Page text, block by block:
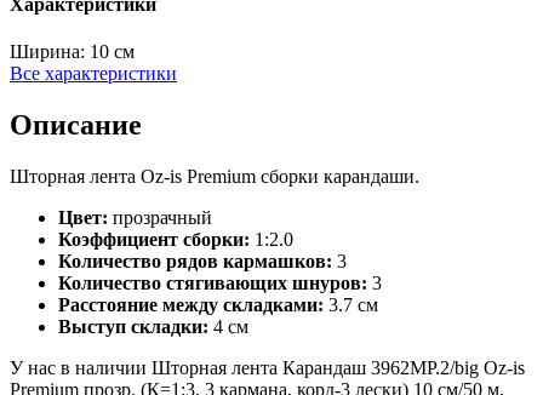
Характеристики
Ширина: 10 см
Все характеристики
Описание
Шторная лента Oz-is Premium сборки карандаши.
Цвет: прозрачный
Коэффициент сборки: 1:2.0
Количество рядов кармашков: 3
Количество стягивающих шнуров: 3
Расстояние между складками: 3.7 см
Выступ складки: 4 см
У нас в наличии Шторная лента Карандаш 3962MP.2/big Oz-is
Premium прозр. (К=1:3, 3 кармана, корд-3 лески) 10 см/50 м,